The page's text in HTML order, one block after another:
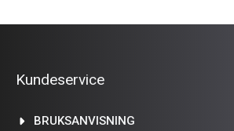
Kundeservice
BRUKSANVISNING